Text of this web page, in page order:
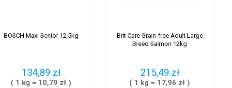
BOSCH Maxi Senior 12,5kg
134,89 zł
( 1 kg = 10,79 zł )
Brit Care Grain-free Adult Large
Breed Salmon 12kg
215,49 zł
( 1 kg = 17,96 zł )